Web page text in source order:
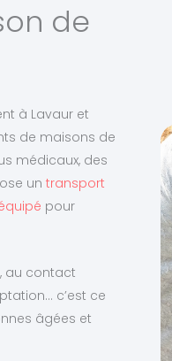
de
à Lavaur et
de maisons de
médicaux, des
un transport
pour
au contact
c’est ce
âgées et